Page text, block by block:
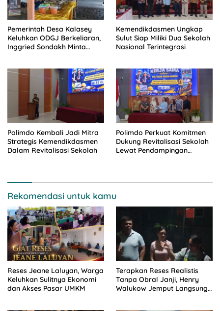
Pemerintah Desa Kalasey
Keluhkan ODGJ Berkeliaran,
Inggried Sondakh Minta
Kemendikdasmen Ungkap
Sulut Siap Miliki Dua Sekolah
Nasional Terintegrasi
Polimdo Kembali Jadi Mitra
Strategis Kemendikdasmen
Dalam Revitalisasi Sekolah
Polimdo Perkuat Komitmen
Dukung Revitalisasi Sekolah
Lewat Pendampingan
Rekomendasi untuk kamu
Reses Jeane Laluyan, Warga
Keluhkan Sulitnya Ekonomi
dan Akses Pasar UMKM
Terapkan Reses Realistis
Tanpa Obral Janji, Henry
Walukow Jemput Langsung